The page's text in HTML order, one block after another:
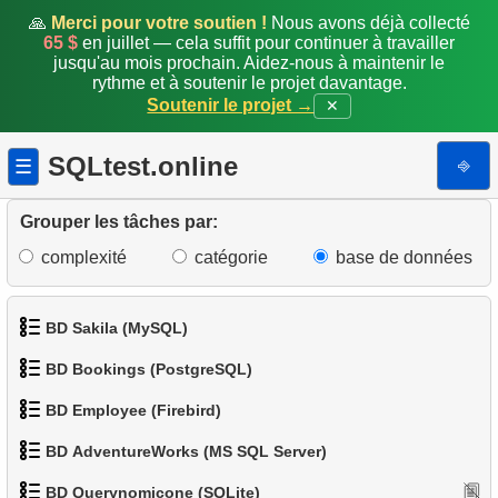
🙏 Merci pour votre soutien ! Nous avons déjà collecté
65 $ en juillet — cela suffit pour continuer à travailler
jusqu'au mois prochain. Aidez-nous à maintenir le
rythme et à soutenir le projet davantage.
Soutenir le projet →
✕
☰ SQLtest.online ⎆
Grouper les tâches par:
complexité
catégorie base de données
BD Sakila (MySQL)
3. Liste de films triée
BD Bookings (PostgreSQL)
BD Employee (Firebird)
BD AdventureWorks (MS SQL Server)
BD Querynomicone (SQLite)
15.Rapport longueur de nageoire / masse corporelle
16. Manchots dont le sexe est inconnu
18.Manchots avec données manquantes
19.Manchots et îles
21. Île avec la masse totale de manchots minimale
22. L'île la plus peuplée
23. Répartition des manchots